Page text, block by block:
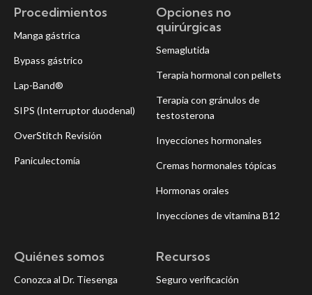
Procedimientos
Manga gástrica
Bypass gástrico
Lap-Band®
SIPS (Interruptor duodenal)
OverStitch Revisión
Paniculectomía
Opciones no
quirúrgicas
Semaglutida
Terapia hormonal con pellets
Terapia con gránulos de
testosterona
Inyecciones hormonales
Cremas hormonales tópicas
Hormonas orales
Inyecciones de vitamina B12
Recursos
Seguro verificación
Quiénes somos
Conozca al Dr. Tiesenga